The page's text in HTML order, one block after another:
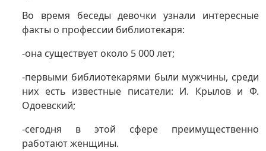
Во время беседы девочки узнали интересные
факты о профессии библиотекаря:
-она существует около 5 000 лет;
-первыми библиотекарями были мужчины, среди
них есть известные писатели: И. Крылов и Ф.
Одоевский;
-сегодня в этой сфере преимущественно
работают женщины.